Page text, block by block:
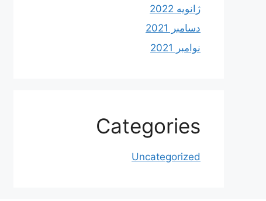
ژانویه 2022
دسامبر 2021
نوامبر 2021
Categories
Uncategorized